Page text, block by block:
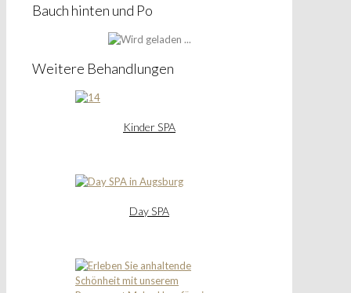
Bauch hinten und Po
Weitere Behandlungen
Kinder SPA
Day SPA